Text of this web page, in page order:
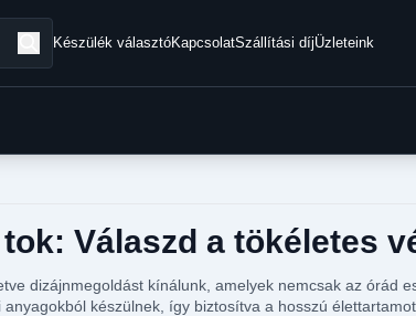
Készülék választóKapcsolatSzállítási díjÜzleteink
Válaszd a tökéletes
dizájnmegoldást kínálunk, amelyek nemcsak az órád
készülnek, így biztosítva a hosszú